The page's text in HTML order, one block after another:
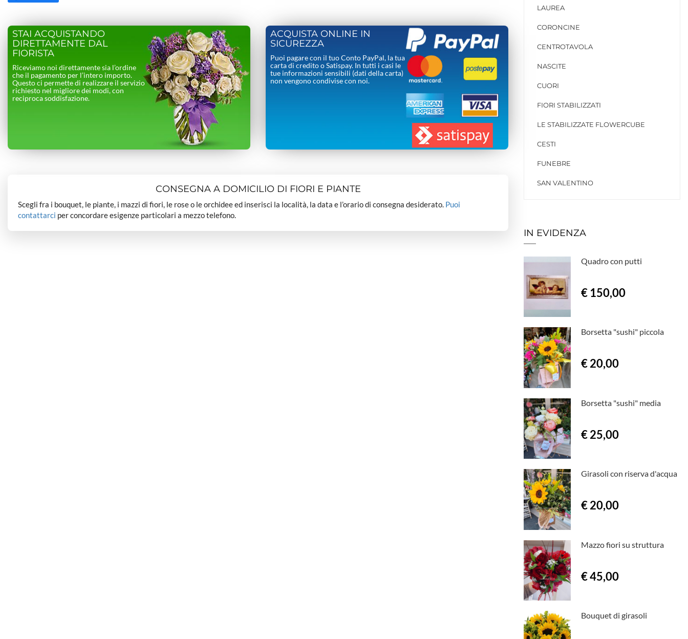
STAI ACQUISTANDO
DIRETTAMENTE DAL
FIORISTA
Riceviamo noi direttamente sia l’ordine
che il pagamento per l’intero importo.
Questo ci permette di realizzare il servizio
richiesto nel migliore dei modi, con
reciproca soddisfazione.
ACQUISTA ONLINE IN
SICUREZZA
Puoi pagare con il tuo Conto PayPal, la tua
carta di credito o Satispay. In tutti i casi le
tue informazioni sensibili (dati della carta)
non vengono condivise con noi.
CONSEGNA A DOMICILIO DI FIORI E PIANTE
Scegli fra i bouquet, le piante, i mazzi di fiori, le rose o le orchidee ed inserisci la località, la data e l’orario di consegna desiderato. Puoi
contattarci per concordare esigenze particolari a mezzo telefono.
LAUREA
CORONCINE
CENTROTAVOLA
NASCITE
CUORI
FIORI STABILIZZATI
LE STABILIZZATE FLOWERCUBE
CESTI
FUNEBRE
SAN VALENTINO
IN EVIDENZA
Quadro con putti
€ 150,00
Borsetta "sushi" piccola
€ 20,00
Borsetta "sushi" media
€ 25,00
Girasoli con riserva d'acqua
€ 20,00
Mazzo fiori su struttura
€ 45,00
Bouquet di girasoli